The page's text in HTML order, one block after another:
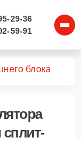
29-36
59-91
блока